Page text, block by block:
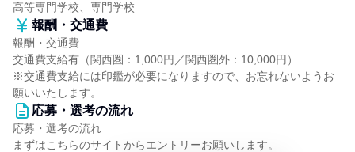
高等専門学校、専門学校
報酬・交通費
報酬・交通費
交通費支給有（関西圏：1,000円／関西圏外：10,000円）
※交通費支給には印鑑が必要になりますので、お忘れないようお
願いいたします。
応募・選考の流れ
応募・選考の流れ
まずはこちらのサイトからエントリーお願いします。